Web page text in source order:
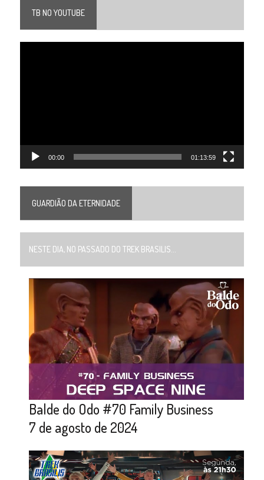
TB NO YOUTUBE
00:00 01:13:59
GUARDIÃO DA ETERNIDADE
NESTE DIA, NO PASSADO DO TREK BRASILIS...
Balde do Odo #70 Family Business
7 de agosto de 2024